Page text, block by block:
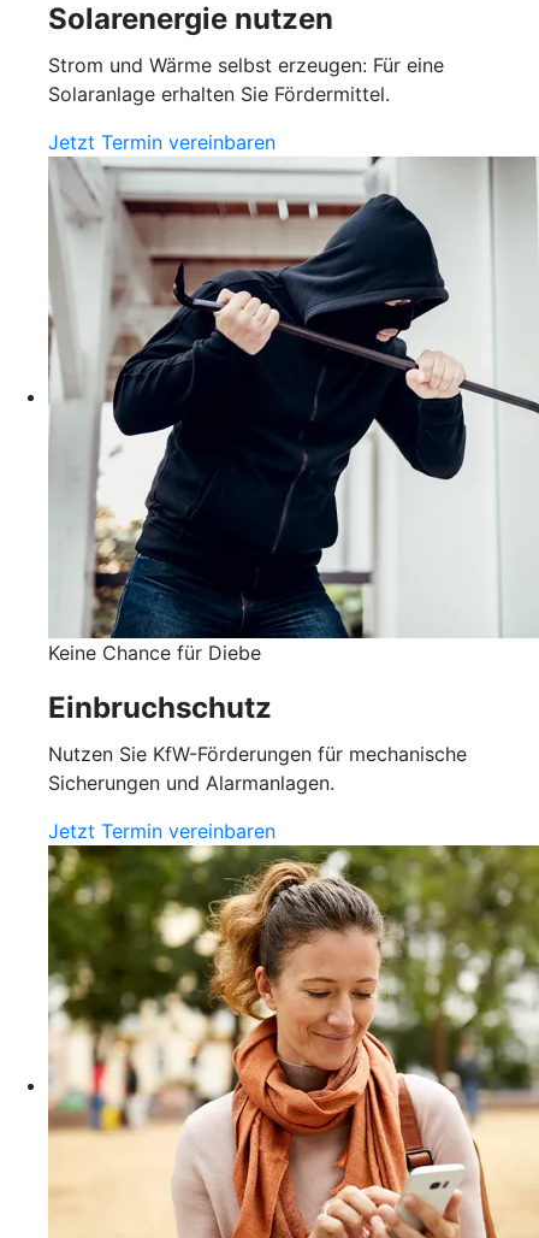
Solarenergie nutzen
Strom und Wärme selbst erzeugen: Für eine
Solaranlage erhalten Sie Fördermittel.
Jetzt Termin vereinbaren
Keine Chance für Diebe
Einbruchschutz
Nutzen Sie KfW-Förderungen für mechanische
Sicherungen und Alarmanlagen.
Jetzt Termin vereinbaren